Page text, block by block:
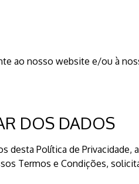
ao nosso website e/ou à
DOS DADOS
Política de
Termos e Condições,